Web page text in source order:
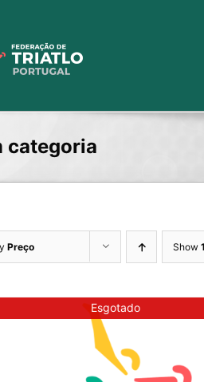
categoria
Preço Show
Esgotado